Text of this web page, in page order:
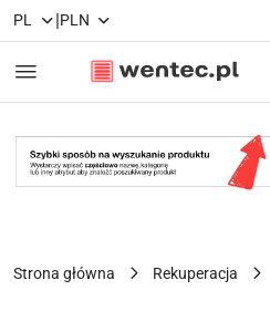
Przejdź do treści głównej
Przejdź do wyszukiwarki
Przejdź do moje konto
Przejdź do menu głównego
Przejdź do opisu produktu
Przejdź do stopki
PL |PLN
Strona główna Rekuperacja